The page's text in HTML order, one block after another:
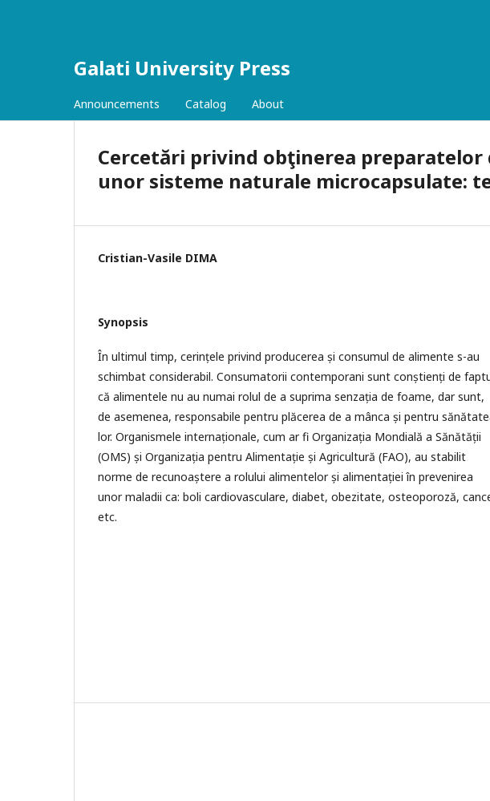
Galati University Press
Announcements Catalog About
Cercetări privind obţinerea preparatelor
unor sisteme naturale microcapsulate:
Cristian-Vasile DIMA
Synopsis
În ultimul timp, cerințele privind producerea și consumul de alimente s-au
schimbat considerabil. Consumatorii contemporani sunt conștienți de
că alimentele nu au numai rolul de a suprima senzația de foame, dar sunt,
de asemenea, responsabile pentru plăcerea de a mânca și pentru
lor. Organismele internaționale, cum ar fi Organizația Mondială a Sănătății
(OMS) și Organizația pentru Alimentație și Agricultură (FAO), au stabilit
norme de recunoaștere a rolului alimentelor și alimentației în prevenirea
unor maladii ca: boli cardiovasculare, diabet, obezitate, osteoporoză,
etc.